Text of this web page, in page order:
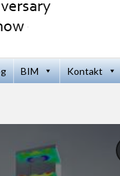
BIM Kontakt